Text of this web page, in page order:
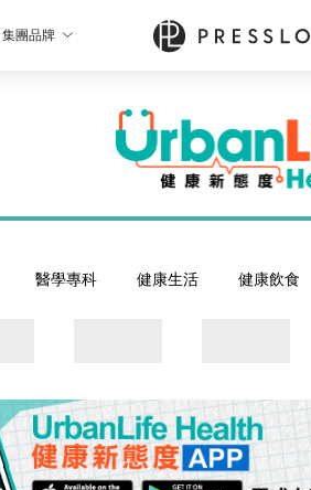
集團品牌
醫學專科 健康生活 健康飲食